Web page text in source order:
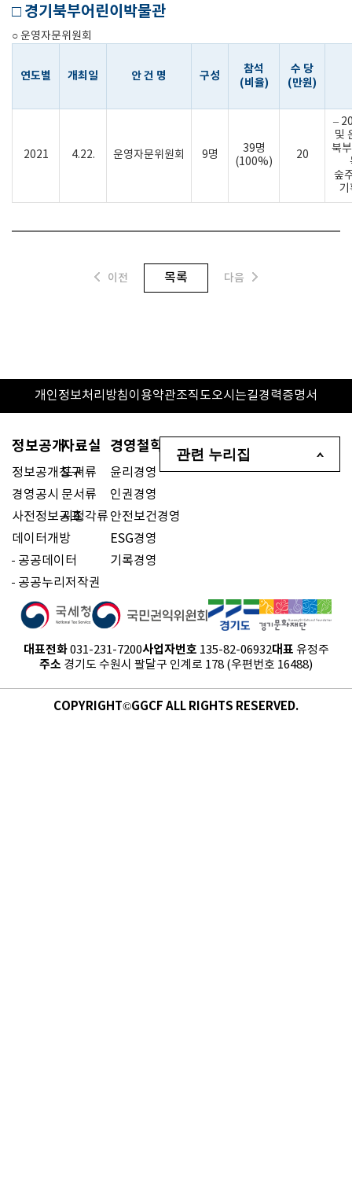
□ 경기북부어린이박물관
○ 운영자문위원회
연도별 개최일 안 건 명 구성
참석
(비율)
수 당
(만원)
2021 4.22. 운영자문위원회 9명
39명
(100%)
20
–
및
북
숲
기
이전 목록 다음
개인정보처리방침이용약관조직도오시는길경력증명서
대표전화 031-231-7200사업자번호 135-82-06932대표 유정주
주소 경기도 수원시 팔달구 인계로 178 (우편번호 16488)
정보공개
정보공개청구
경영공시
사전정보공표
데이터개방
공공데이터
공공누리저작권
자료실
도서류
문서류
시청각류
경영철학
윤리경영
인권경영
안전보건경영
ESG경영
기록경영
관련 누리집
COPYRIGHT©GGCF ALL RIGHTS RESERVED.